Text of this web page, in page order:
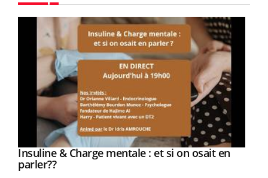
Youtube
Insuline & Charge mentale : et si on osait en
parler??Youtube